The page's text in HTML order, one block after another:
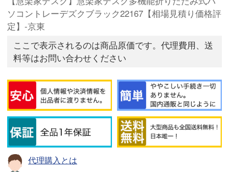
ソコントレーデズクブラック22167【相場見積り価格評
定】-京東
ここで表示されるのは商品原価です。代理費用、送
料等はお問い合わせください
代理購入とは